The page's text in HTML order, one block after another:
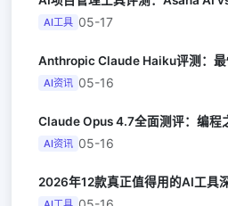
AI工具 05-17
AI资讯 05-16
AI资讯 05-16